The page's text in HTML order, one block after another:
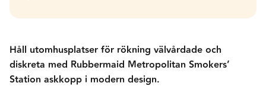
Håll utomhusplatser för rökning välvårdade och
diskreta med Rubbermaid Metropolitan Smokers’
Station askkopp i modern design.